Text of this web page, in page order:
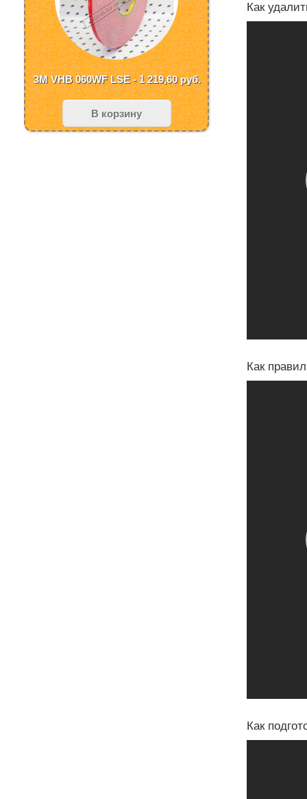
Как
Как
Как
ЗМ VHB 060WF LSE - 1 219,60руб.
В корзину